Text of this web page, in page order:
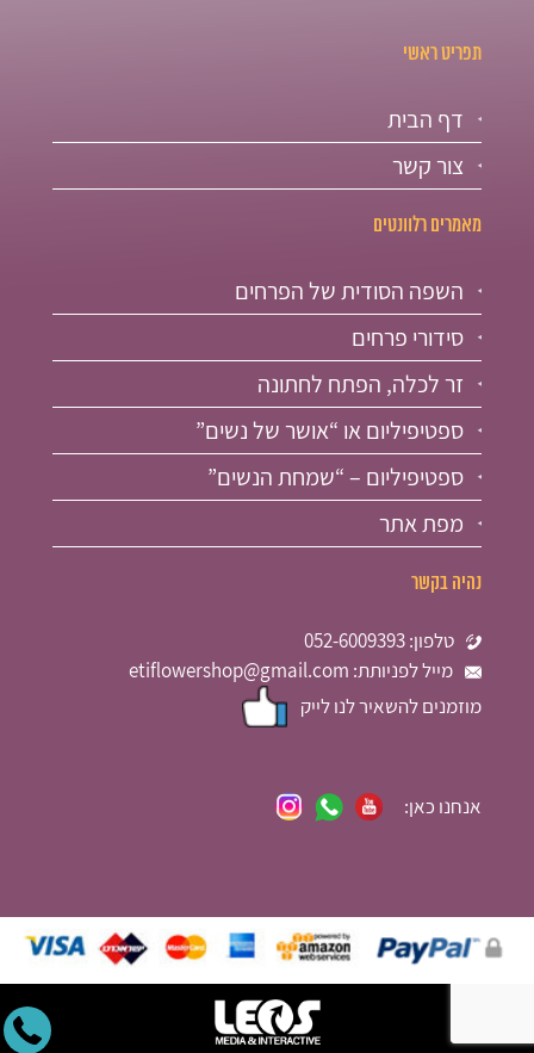
תפריט ראשי
דף הבית
צור קשר
מאמרים רלוונטים
השפה הסודית של הפרחים
סידורי פרחים
זר לכלה, הפתח לחתונה
ספטיפיליום או “אושר של נשים”
ספטיפיליום – “שמחת הנשים”
מפת אתר
נהיה בקשר
טלפון: 052-6009393
מייל לפניותת: etiflowershop@gmail.com
מוזמנים להשאיר לנו לייק
אנחנו כאן: